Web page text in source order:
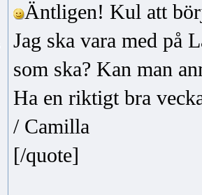
Äntligen! Kul att
Jag ska vara med på
som ska? Kan man
Ha en riktigt bra
/ Camilla
[/quote]